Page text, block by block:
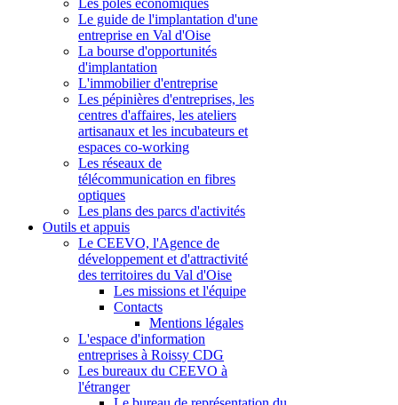
Les pôles économiques
Le guide de l'implantation d'une
entreprise en Val d'Oise
La bourse d'opportunités
d'implantation
L'immobilier d'entreprise
Les pépinières d'entreprises, les
centres d'affaires, les ateliers
artisanaux et les incubateurs et
espaces co-working
Les réseaux de
télécommunication en fibres
optiques
Les plans des parcs d'activités
Outils et appuis
Le CEEVO, l'Agence de
développement et d'attractivité
des territoires du Val d'Oise
Les missions et l'équipe
Contacts
Mentions légales
L'espace d'information
entreprises à Roissy CDG
Les bureaux du CEEVO à
l'étranger